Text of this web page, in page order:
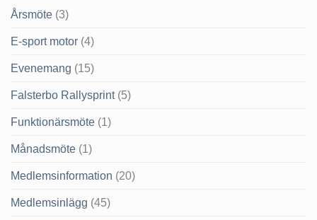
Årsmöte (3)
E-sport motor (4)
Evenemang (15)
Falsterbo Rallysprint(5)
Funktionärsmöte (1)
Månadsmöte (1)
Medlemsinformation (20)
Medlemsinlägg (45)